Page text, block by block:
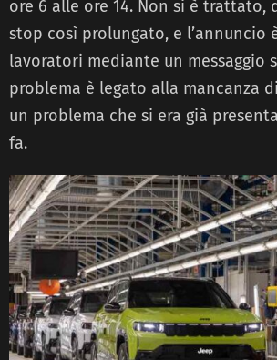
ore 6 alle ore 14. Non si è trattato,
stop così prolungato, e l’annuncio
lavoratori mediante un messaggio
problema è legato alla mancanza
un problema che si era già
fa.